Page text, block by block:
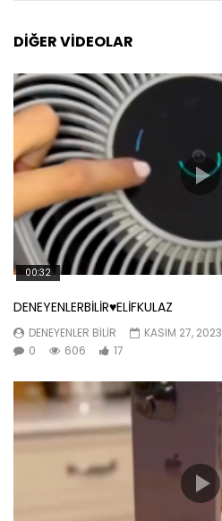
DIĞER VIDEOLAR
00:32
DENEYENLERBİLİR♥️ELİFKULAZ
DENEYENLER BILIR
KASIM 27, 2023
0
606 17